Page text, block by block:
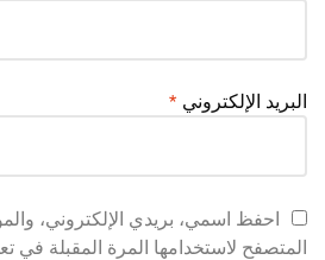
البريد الإلكتروني *
احفظ اسمي، بريدي الإلكتروني،
المتصفح لاستخدامها المرة المقبلة في